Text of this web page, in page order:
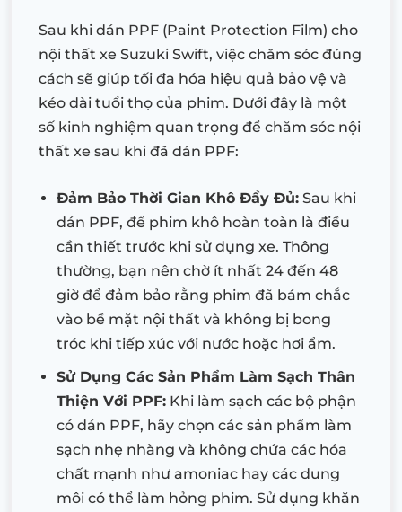
Sau khi dán PPF (Paint Protection Film) cho
nội thất xe Suzuki Swift, việc chăm sóc đúng
cách sẽ giúp tối đa hóa hiệu quả bảo vệ và
kéo dài tuổi thọ của phim. Dưới đây là một
số kinh nghiệm quan trọng để chăm sóc nội
thất xe sau khi đã dán PPF:
Đảm Bảo Thời Gian Khô Đầy Đủ: Sau khi
dán PPF, để phim khô hoàn toàn là điều
cần thiết trước khi sử dụng xe. Thông
thường, bạn nên chờ ít nhất 24 đến 48
giờ để đảm bảo rằng phim đã bám chắc
vào bề mặt nội thất và không bị bong
tróc khi tiếp xúc với nước hoặc hơi ẩm.
Sử Dụng Các Sản Phẩm Làm Sạch Thân
Thiện Với PPF: Khi làm sạch các bộ phận
có dán PPF, hãy chọn các sản phẩm làm
sạch nhẹ nhàng và không chứa các hóa
chất mạnh như amoniac hay các dung
môi có thể làm hỏng phim. Sử dụng khăn